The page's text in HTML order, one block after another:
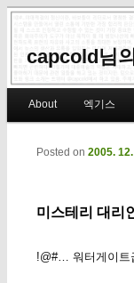
capcold님
Skip to primary
Skip to secondary
About 엑기스
미스테리 대리
Posted on 2005.
!@#… 워터게이트